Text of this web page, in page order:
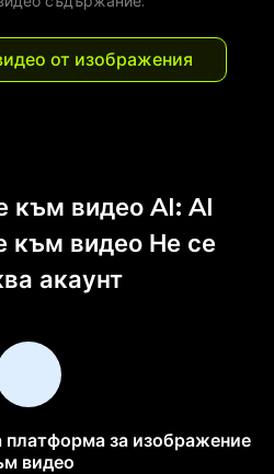
от изображения
към видео AI: AI
към видео Не се
акаунт
платформа за изображение
видео